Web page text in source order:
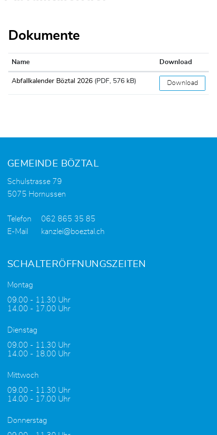
Dokumente
Name Download
Abfallkalender Böztal 2026 (PDF, 576 kB) Download
Fusszeile
GEMEINDE BÖZTAL
Schulstrasse 79
5075 Hornussen
Telefon
062 865 35 85
E-Mail
kanzlei@boeztal.ch
SCHALTERÖFFNUNGSZEITEN
Montag
09.00 - 11.30 Uhr
14.00 - 17.00 Uhr
Dienstag
09.00 - 11.30 Uhr
14.00 - 18.00 Uhr
Mittwoch
09.00 - 11.30 Uhr
14.00 - 17.00 Uhr
Donnerstag